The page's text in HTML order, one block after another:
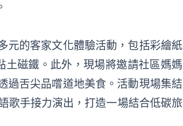
元的客家文化體驗活動，包括彩繪紙
土磁鐵。此外，現場將邀請社區媽媽
過舌尖品嚐道地美食。活動現場集結
歌手接力演出，打造一場結合低碳旅